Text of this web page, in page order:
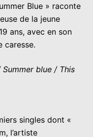
Blue » raconte
de la jeune
ans, avec en son
caresse.
blue / This
singles dont «
l’artiste